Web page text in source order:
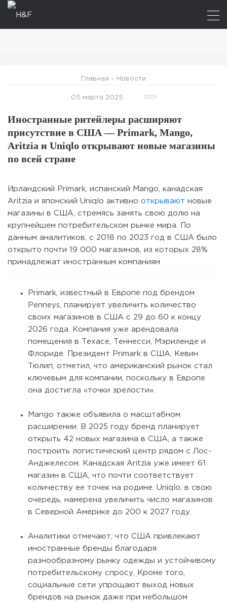
Главная – Новости
05 марта 2025 1301
Иностранные ритейлеры расширяют
присутствие в США — Primark, Mango,
Aritzia и Uniqlo открывают новые магазины
по всей стране
Ирландский Primark, испанский Mango, канадская
Aritzia и японский Uniqlo активно открывают новые
магазины в США, стремясь занять свою долю на
крупнейшем потребительском рынке мира. По
данным аналитиков, с 2018 по 2023 год в США было
открыто почти 19 000 магазинов, из которых 28%
принадлежат иностранным компаниям.
Primark, известный в Европе под брендом
Penneys, планирует увеличить количество
своих магазинов в США с 29 до 60 к концу
2026 года. Компания уже арендовала
помещения в Техасе, Теннесси, Мэриленде и
Флориде. Президент Primark в США, Кевин
Тюлип, отметил, что американский рынок стал
ключевым для компании, поскольку в Европе
она достигла «точки зрелости».
Mango также объявила о масштабном
расширении. В 2025 году бренд планирует
открыть 42 новых магазина в США, а также
построить логистический центр рядом с Лос-
Анджелесом. Канадская Aritzia уже имеет 61
магазин в США, что почти соответствует
количеству ее точек на родине. Uniqlo, в свою
очередь, намерена увеличить число магазинов
в Северной Америке до 200 к 2027 году.
Аналитики отмечают, что США привлекают
иностранные бренды благодаря
разнообразному рынку одежды и устойчивому
потребительскому спросу. Кроме того,
социальные сети упрощают выход новых
брендов на рынок даже при небольшом